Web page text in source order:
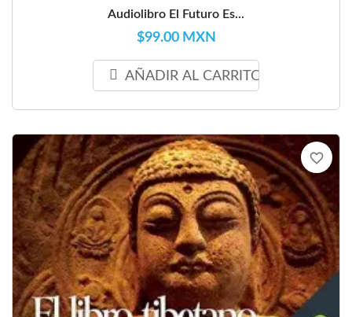
Audiolibro El Futuro Es...
$99.00 MXN
AÑADIR AL CARRITO
favorite_border